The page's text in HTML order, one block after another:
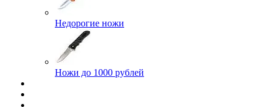
Недорогие ножи
Ножи до 1000 рублей